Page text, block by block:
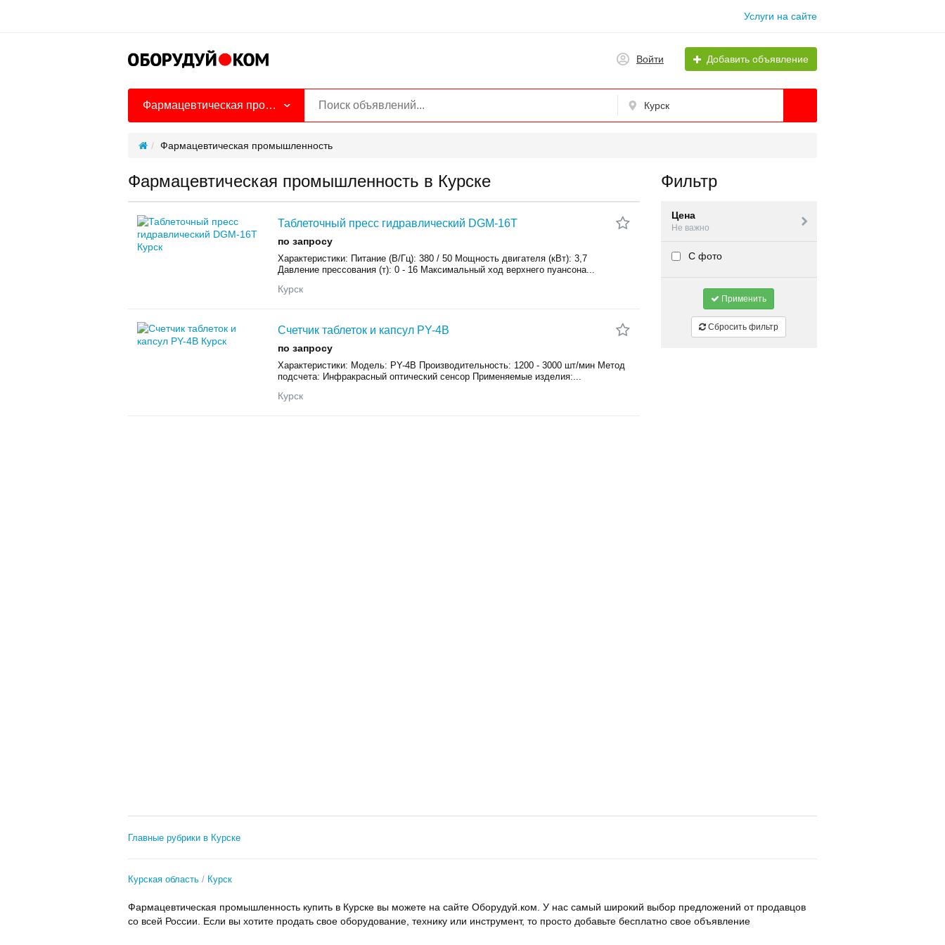
Услуги на сайте
Войти Добавить объявление
Фармацевтическая промышленность Курск
Фармацевтическая промышленность
Фармацевтическая промышленность в Курске
Таблеточный пресс гидравлический DGM-16T
по запросу
Характеристики: Питание (В/Гц): 380 / 50 Мощность двигателя (кВт): 3,7
Давление прессования (т): 0 - 16 Максимальный ход верхнего пуансона...
Курск
Счетчик таблеток и капсул PY-4B
по запросу
Характеристики: Модель: PY-4B Производительность: 1200 - 3000 шт/мин Метод
подсчета: Инфракрасный оптический сенсор Применяемые изделия:...
Курск
Фильтр
Цена
Не важно
С фото
Применить
Сбросить фильтр
Главные рубрики в Курске
Курская область Курск
Фармацевтическая промышленность купить в Курске вы можете на сайте Оборудуй.ком. У нас самый широкий выбор предложений от продавцов
со всей России. Если вы хотите продать свое оборудование, технику или инструмент, то просто добавьте бесплатно свое объявление